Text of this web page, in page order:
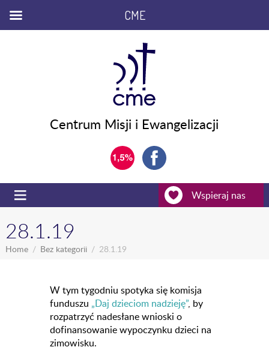
Centrum Misji i Ewangelizacji
Wspieraj nas
28.1.19
Home Bez kategorii 28.1.19
W tym tygodniu spotyka się komisja
funduszu „Daj dzieciom nadzieję”, by
rozpatrzyć nadesłane wnioski o
dofinansowanie wypoczynku dzieci na
zimowisku.
CME